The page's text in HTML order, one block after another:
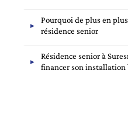
Pourquoi de plus en
résidence senior
Résidence senior à
financer son installation